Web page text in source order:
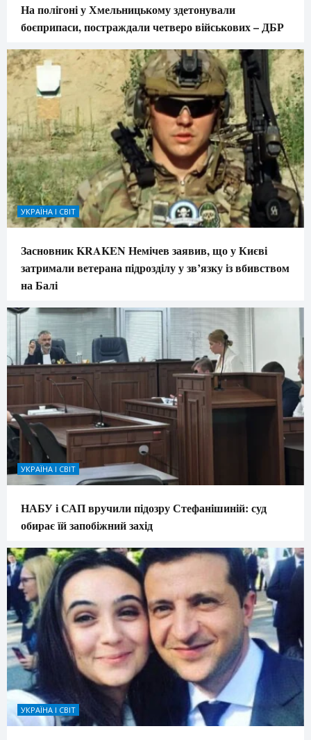
На полігоні у Хмельницькому здетонували
боєприпаси, постраждали четверо військових – ДБР
УКРАЇНА І СВІТ
Засновник KRAKEN Немічев заявив, що у Києві
затримали ветерана підрозділу у зв’язку із вбивством
на Балі
УКРАЇНА І СВІТ
НАБУ і САП вручили підозру Стефанішиній: суд
обирає їй запобіжний захід
УКРАЇНА І СВІТ